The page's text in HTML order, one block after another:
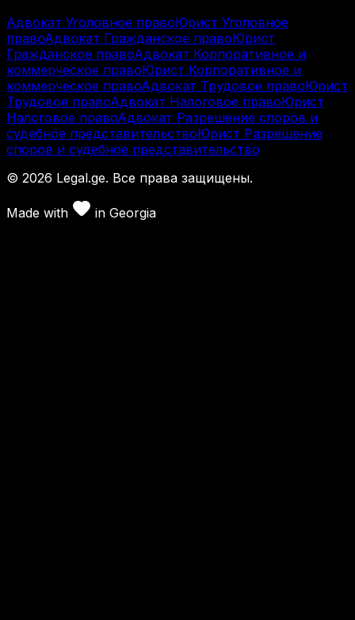
Адвокат Уголовное правоЮрист Уголовное
правоАдвокат Гражданское правоЮрист
Гражданское правоАдвокат Корпоративное и
коммерческое правоЮрист Корпоративное и
коммерческое правоАдвокат Трудовое правоЮрист
Трудовое правоАдвокат Налоговое правоЮрист
Налоговое правоАдвокат Разрешение споров и
судебное представительствоЮрист Разрешение
споров и судебное представительство
© 2026 Legal.ge. Все права защищены.
Made with in Georgia